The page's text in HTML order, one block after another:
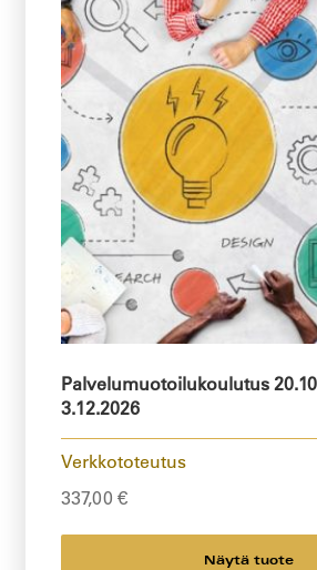
Palvelumuotoilukoulutus
3.12.2026
Verkkototeutus
337,00 €
Näytä tuote